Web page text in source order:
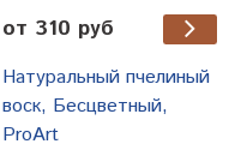
от 310 руб
Натуральный пчелиный
воск, Бесцветный,
ProArt